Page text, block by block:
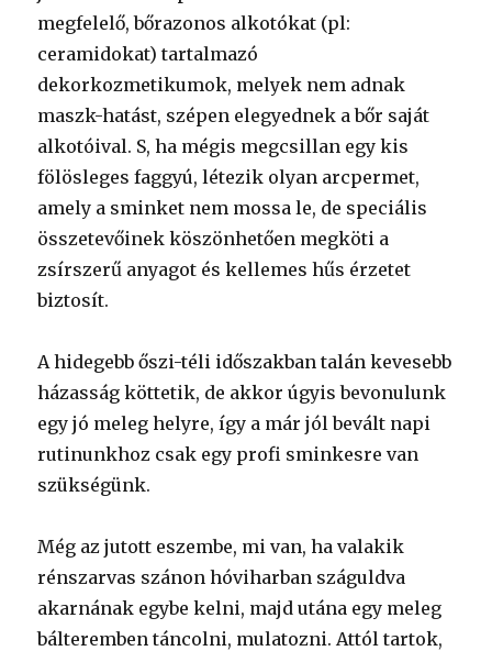
megfelelő, bőrazonos alkotókat (pl:
ceramidokat) tartalmazó
dekorkozmetikumok, melyek nem adnak
maszk-hatást, szépen elegyednek a bőr saját
alkotóival. S, ha mégis megcsillan egy kis
fölösleges faggyú, létezik olyan arcpermet,
amely a sminket nem mossa le, de speciális
összetevőinek köszönhetően megköti a
zsírszerű anyagot és kellemes hűs érzetet
biztosít.
A hidegebb őszi-téli időszakban talán kevesebb
házasság köttetik, de akkor úgyis bevonulunk
egy jó meleg helyre, így a már jól bevált napi
rutinunkhoz csak egy profi sminkesre van
szükségünk.
Még az jutott eszembe, mi van, ha valakik
rénszarvas szánon hóviharban száguldva
akarnának egybe kelni, majd utána egy meleg
bálteremben táncolni, mulatozni. Attól tartok,